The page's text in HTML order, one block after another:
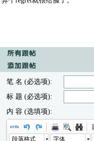
笔 名 (必选项):
标 题 (必选项):
内 容 (选填项):
段落格式 字体